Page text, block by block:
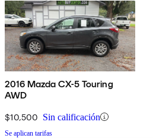
2016 Mazda CX-5 Touring
AWD
$10,500 Sin calificación
Se aplican tarifas